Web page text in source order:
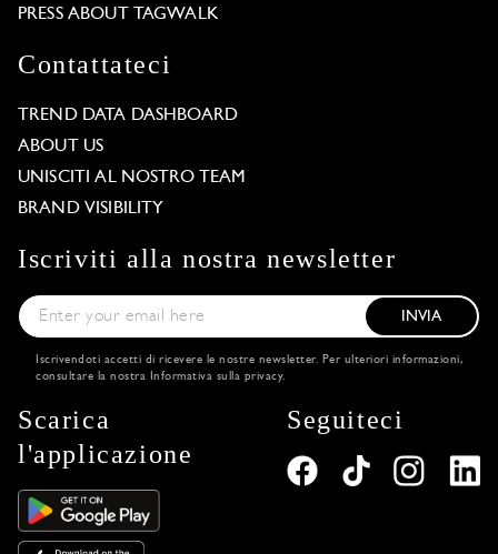
PRESS ABOUT TAGWALK
Contattateci
TREND DATA DASHBOARD
ABOUT US
UNISCITI AL NOSTRO TEAM
BRAND VISIBILITY
Iscriviti alla nostra newsletter
INVIA
Iscrivendoti accetti di ricevere le nostre newsletter. Per ulteriori informazioni,
consultare la nostra
Informativa sulla privacy.
Scarica
l'applicazione
Seguiteci